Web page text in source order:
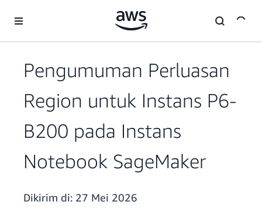
Pengumuman Perluasan
Region untuk Instans P6-
B200 pada Instans
Notebook SageMaker
Dikirim di: 27 Mei 2026